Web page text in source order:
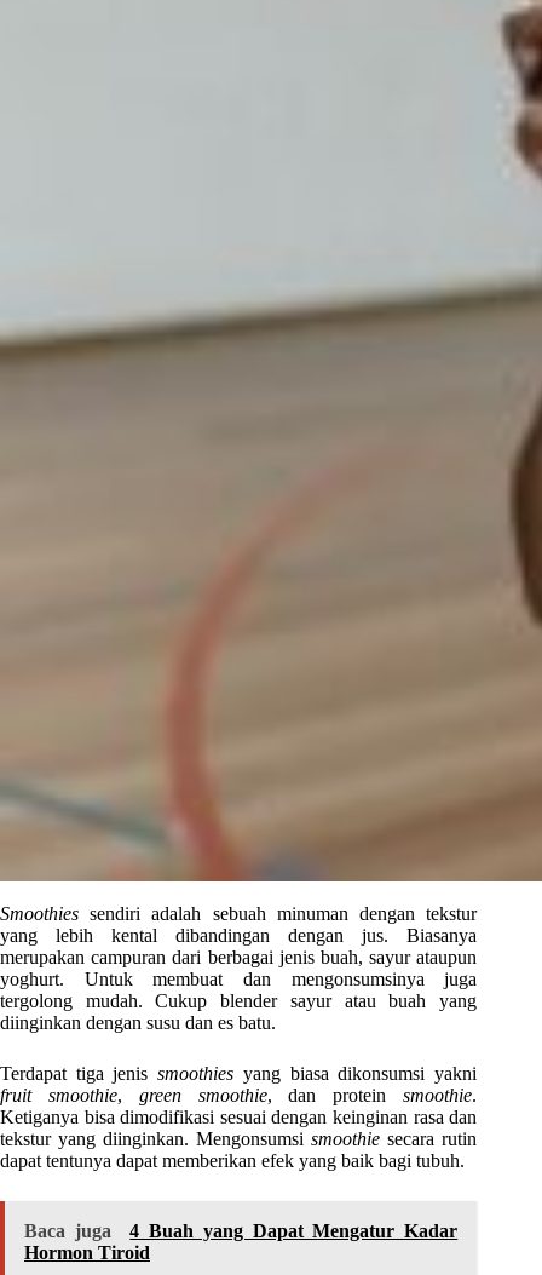
Smoothies sendiri adalah sebuah minuman dengan tekstur
yang lebih kental dibandingan dengan jus. Biasanya
merupakan campuran dari berbagai jenis buah, sayur ataupun
yoghurt. Untuk membuat dan mengonsumsinya juga
tergolong mudah. Cukup blender sayur atau buah yang
diinginkan dengan susu dan es batu.
Terdapat tiga jenissmoothies yang biasa dikonsumsi yakni
fruit
smoothie, green smoothie, dan proteinsmoothie.
Ketiganya bisa dimodifikasi sesuai dengan keinginan rasa dan
tekstur yang diinginkan. Mengonsumsismoothie secara rutin
dapat tentunya dapat memberikan efek yang baik bagi tubuh.
Baca juga
4 Buah yang Dapat Mengatur Kadar
Hormon Tiroid